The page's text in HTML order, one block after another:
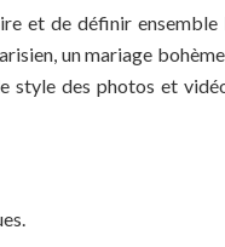
et de définir
un mariage
des photos et